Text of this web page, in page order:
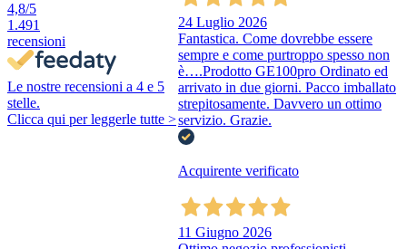
4,8/5
1.491
recensioni
Le nostre recensioni a 4 e 5
stelle.
Clicca qui per leggerle tutte >
24 Luglio 2026
Fantastica. Come dovrebbe essere
sempre e come purtroppo spesso non
è….Prodotto GE100pro Ordinato ed
arrivato in due giorni. Pacco imballato
strepitosamente. Davvero un ottimo
servizio. Grazie.
Acquirente verificato
11 Giugno 2026